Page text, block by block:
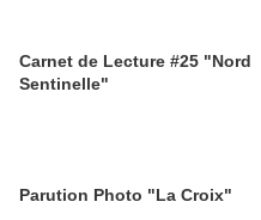
Carnet de Lecture #25 "Nord
Sentinelle"
Parution Photo "La Croix"